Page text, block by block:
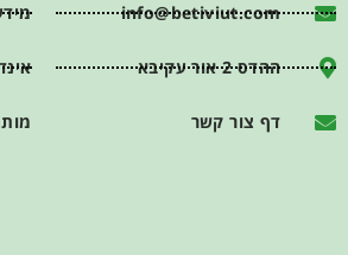
info@betiviut.com
ההדס 2 אור עקיבא
דף צור קשר